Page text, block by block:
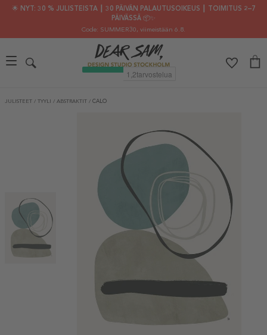
🌟 NYT: 30 % JULISTEISTA ┃ 30 PÄIVÄN PALAUTUSOIKEUS ┃ TOIMITUS 2–7
PÄIVÄSSÄ 📦✨
Code: SUMMER30, viimeistään 6.8.
JULISTEET / TYYLI / ABSTRAKTIT / CALO